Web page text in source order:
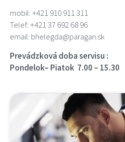
mobil: +421 910 911 311
Telef: +421 37 692 68 96
email: bhelegda@paragan.sk
Prevádzková doba servisu :
Pondelok– Piatok 7.00 – 15.30